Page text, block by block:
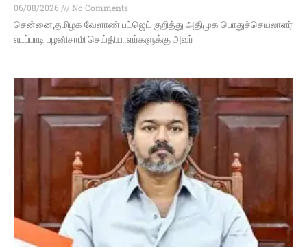
06/08/2026
No Comments
சென்னை,தமிழக வேளாண் பட்ஜெட் குறித்து அதிமுக பொதுச்செயலாளர்
எடப்பாடி பழனிசாமி செய்தியாளர்களுக்கு அவர்